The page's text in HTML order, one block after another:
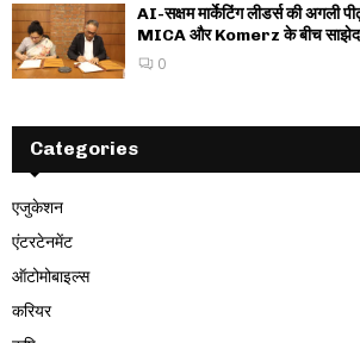
AI-सक्षम मार्केटिंग लीडर्स की अगली
MICA और Komerz के बीच
0
Categories
एजुकेशन
एंटरटेनमेंट
ऑटोमोबाइल्स
करियर